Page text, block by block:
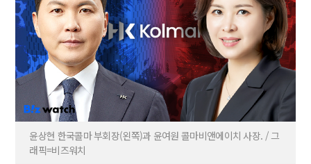
윤상현 한국콜마 부회장(왼쪽)과 윤여원 콜마비앤에이치 사장. / 그
래픽=비즈워치